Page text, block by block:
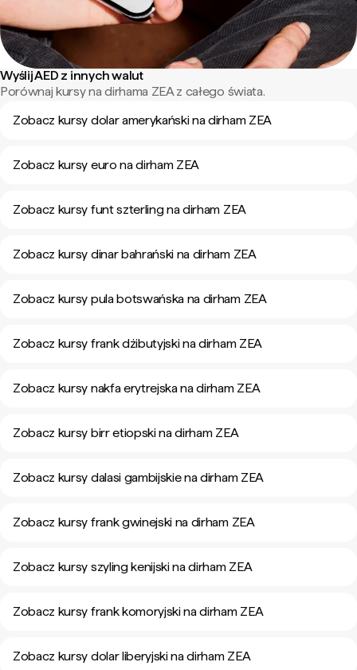
Wyślij AED z innych walut
Porównaj kursy na dirhama ZEA z całego świata.
Zobacz kursy dolar amerykański na dirham ZEA
Zobacz kursy euro na dirham ZEA
Zobacz kursy funt szterling na dirham ZEA
Zobacz kursy dinar bahrański na dirham ZEA
Zobacz kursy pula botswańska na dirham ZEA
Zobacz kursy frank dżibutyjski na dirham ZEA
Zobacz kursy nakfa erytrejska na dirham ZEA
Zobacz kursy birr etiopski na dirham ZEA
Zobacz kursy dalasi gambijskie na dirham ZEA
Zobacz kursy frank gwinejski na dirham ZEA
Zobacz kursy szyling kenijski na dirham ZEA
Zobacz kursy frank komoryjski na dirham ZEA
Zobacz kursy dolar liberyjski na dirham ZEA